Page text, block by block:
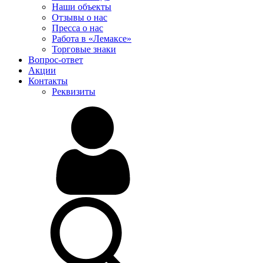
Наши объекты
Отзывы о нас
Пресса о нас
Работа в «Лемаксе»
Торговые знаки
Вопрос-ответ
Акции
Контакты
Реквизиты